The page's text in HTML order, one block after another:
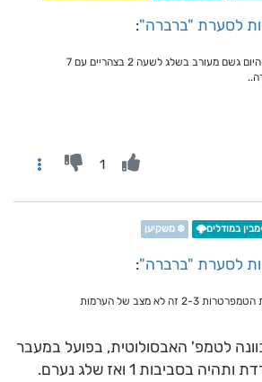
לסערת "ברברה":
הם נותנים גם היום גשם מעורב בשלג לשעה 2 בצהריים עם 7
1
במודלים🌩️ ❄️ משקיען
לסערת "ברברה":
3 זה לא מצב של הערמות
הכוונה לטמפ' האבסולוטית, בפועל במעבר
בסביבות 1 ואז שלג נערם.